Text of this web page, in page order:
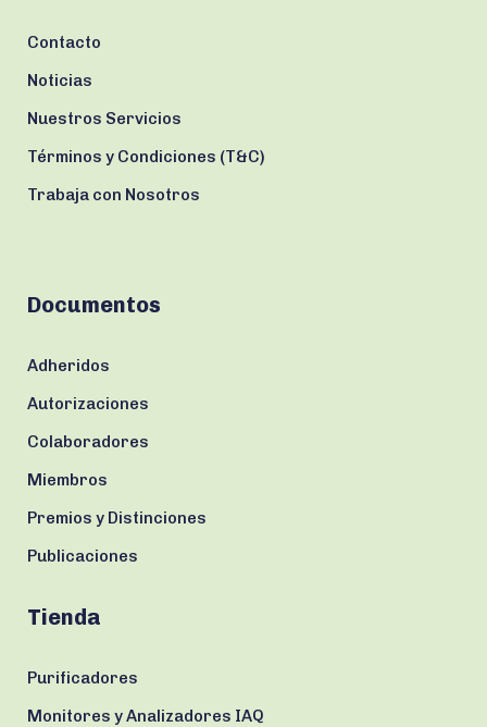
Contacto
Noticias
Nuestros Servicios
Términos y Condiciones (T&C)
Trabaja con Nosotros
Documentos
Adheridos
Autorizaciones
Colaboradores
Miembros
Premios y Distinciones
Publicaciones
Tienda
Purificadores
Monitores y Analizadores IAQ